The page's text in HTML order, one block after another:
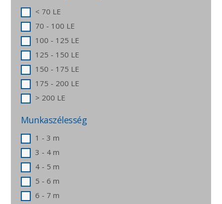
< 70 LE
70 - 100 LE
100 - 125 LE
125 - 150 LE
150 - 175 LE
175 - 200 LE
> 200 LE
Munkaszélesség
1 - 3 m
3 - 4 m
4 - 5 m
5 - 6 m
6 - 7 m